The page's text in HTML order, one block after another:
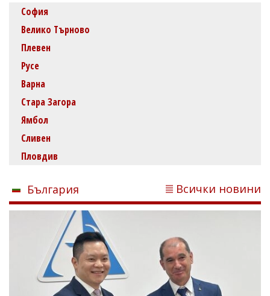
София
Велико Търново
Плевен
Русе
Варна
Стара Загора
Ямбол
Сливен
Пловдив
България Всички новини